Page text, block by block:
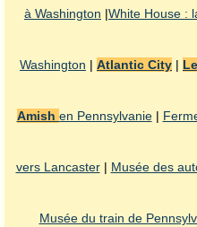
à Washington |White House :
Washington | Atlantic City |
Amish en Pennsylvanie|
vers Lancaster| Musée des
Musée du train de